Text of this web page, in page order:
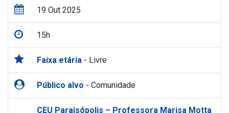
19 Out 2025
15h
Faixa etária - Livre
Público alvo - Comunidade
CEU Paraisópolis – Professora Marisa Motta